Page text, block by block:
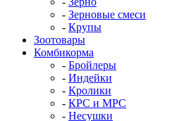
Зерновые смеси
Крупы
Зоотовары
Комбикорма
Бройлеры
Индейки
Кролики
КРС и МРС
Несушки